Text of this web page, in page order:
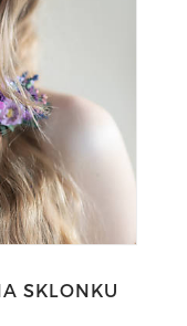
SKLONKU